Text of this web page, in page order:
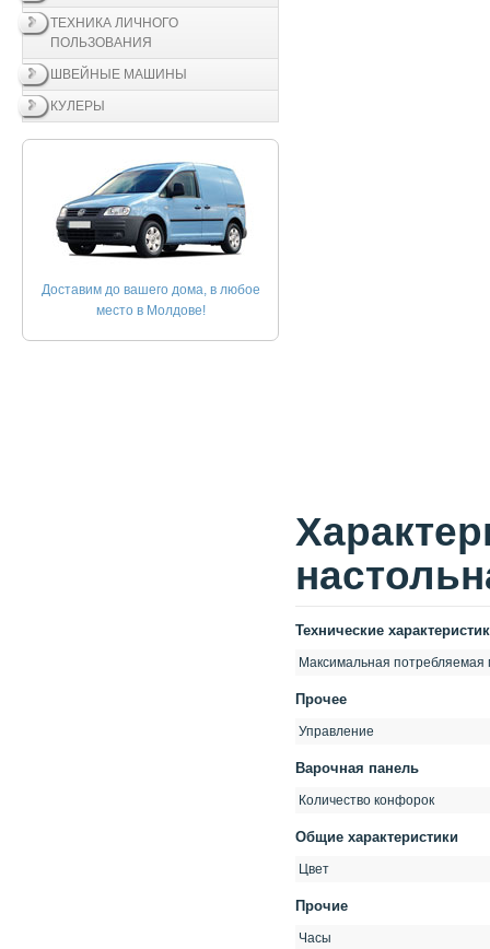
ТЕХНИКА ЛИЧНОГО
ПОЛЬЗОВАНИЯ
ШВЕЙНЫЕ МАШИНЫ
КУЛЕРЫ
Доставим до вашего дома, в любое
место в Молдове!
Технические
Максимальная потребляемая
Прочее
Управление
Варочная панель
Количество конфорок
Общие характеристики
Цвет
Прочие
Часы